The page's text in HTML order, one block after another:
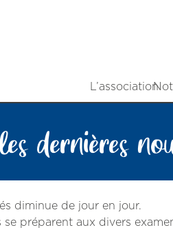
L’association
dernières
diminue de jour en jour.
se préparent aux divers